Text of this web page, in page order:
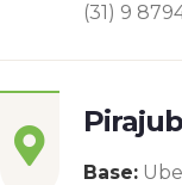
(31) 9
Base: